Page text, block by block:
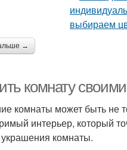
→
комнату
комнаты может быть не
интерьер, который
комнаты.